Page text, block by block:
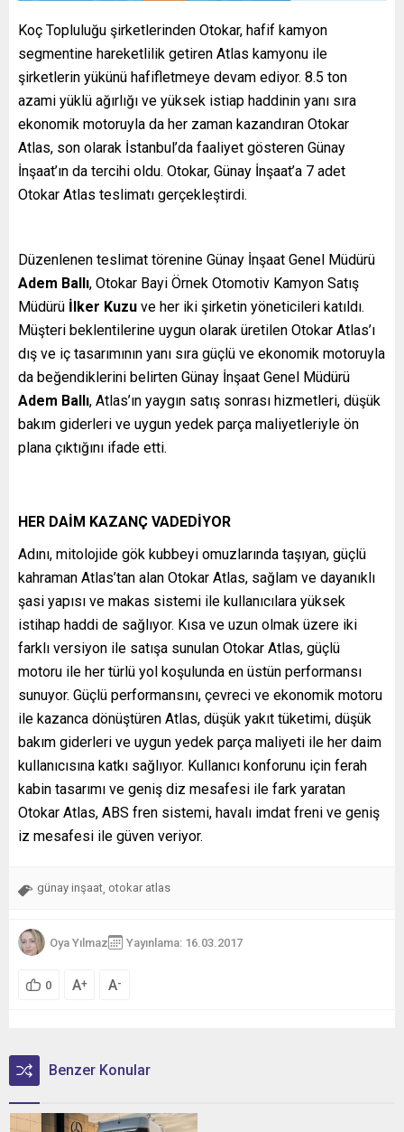
Koç Topluluğu şirketlerinden Otokar, hafif kamyon
segmentine hareketlilik getiren Atlas kamyonu ile
şirketlerin yükünü hafifletmeye devam ediyor. 8.5 ton
azami yüklü ağırlığı ve yüksek istiap haddinin yanı sıra
ekonomik motoruyla da her zaman kazandıran Otokar
Atlas, son olarak İstanbul’da faaliyet gösteren Günay
İnşaat’ın da tercihi oldu. Otokar, Günay İnşaat’a 7 adet
Otokar Atlas teslimatı gerçekleştirdi.
Düzenlenen teslimat törenine Günay İnşaat Genel Müdürü
Adem Ballı, Otokar Bayi Örnek Otomotiv Kamyon Satış
Müdürü İlker Kuzu ve her iki şirketin yöneticileri katıldı.
Müşteri beklentilerine uygun olarak üretilen Otokar Atlas’ı
dış ve iç tasarımının yanı sıra güçlü ve ekonomik motoruyla
da beğendiklerini belirten Günay İnşaat Genel Müdürü
Adem Ballı, Atlas’ın yaygın satış sonrası hizmetleri, düşük
bakım giderleri ve uygun yedek parça maliyetleriyle ön
plana çıktığını ifade etti.
HER DAİM KAZANÇ VADEDİYOR
Adını, mitolojide gök kubbeyi omuzlarında taşıyan, güçlü
kahraman Atlas’tan alan Otokar Atlas, sağlam ve dayanıklı
şasi yapısı ve makas sistemi ile kullanıcılara yüksek
istihap haddi de sağlıyor. Kısa ve uzun olmak üzere iki
farklı versiyon ile satışa sunulan Otokar Atlas, güçlü
motoru ile her türlü yol koşulunda en üstün performansı
sunuyor. Güçlü performansını, çevreci ve ekonomik motoru
ile kazanca dönüştüren Atlas, düşük yakıt tüketimi, düşük
bakım giderleri ve uygun yedek parça maliyeti ile her daim
kullanıcısına katkı sağlıyor. Kullanıcı konforunu için ferah
kabin tasarımı ve geniş diz mesafesi ile fark yaratan
Otokar Atlas, ABS fren sistemi, havalı imdat freni ve geniş
iz mesafesi ile güven veriyor.
günay inşaat, otokar atlas
Oya Yılmaz Yayınlama: 16.03.2017
0 A+ A-
Benzer Konular